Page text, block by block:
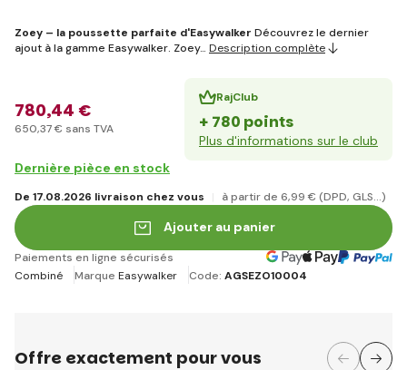
Zoey – la poussette parfaite d'Easywalker Découvrez le dernier
ajout à la gamme Easywalker. Zoey… Description complète
780,44 €
650,37 € sans TVA
RajClub
+ 780 points
Plus d'informations sur le club
Dernière pièce en stock
De 17.08.2026 livraison chez vous à partir de 6,99 € (DPD, GLS...)
Ajouter au panier
Paiements en ligne sécurisés
Combiné
Marque Easywalker Code: AGSEZO10004
Offre exactement pour vous